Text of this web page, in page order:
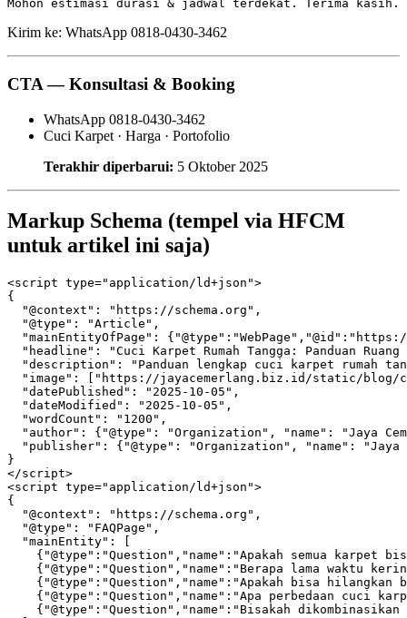
Kirim ke: WhatsApp 0818‑0430‑3462
CTA — Konsultasi & Booking
WhatsApp 0818‑0430‑3462
Cuci Karpet · Harga · Portofolio
Terakhir diperbarui: 5 Oktober 2025
Markup Schema (tempel via HFCM
untuk artikel ini saja)
<script type="application/ld+json">
{
  "@context": "https://schema.org",
  "@type": "Article",
"mainEntityOfPage":
"headline": "Cuci Karpet Rumah Tangga: Panduan
"description": "Panduan lengkap cuci karpet rumah
"image": ["https://jayacemerlang.biz.id/static/blog/
  "datePublished": "2025-10-05",
  "dateModified": "2025-10-05",
  "wordCount": "1200",
"author": {"@type": "Organization", "name": "Jaya
"publisher": {"@type": "Organization", "name":
}
</script>
<script type="application/ld+json">
{
  "@context": "https://schema.org",
  "@type": "FAQPage",
  "mainEntity": [
{"@type":"Question","name":"Apakah semua karpet
{"@type":"Question","name":"Berapa lama waktu
{"@type":"Question","name":"Apakah bisa hilangkan
{"@type":"Question","name":"Apa perbedaan cuci
{"@type":"Question","name":"Bisakah